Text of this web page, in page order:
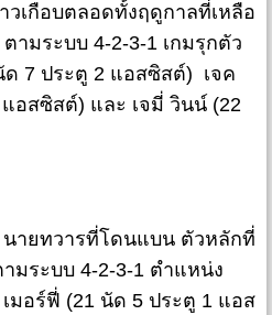
เกือบตลอดทั้งฤดูกาลที่เหลือ
ามระบบ 4-2-3-1 เกมรุกตัว
ด 7 ประตู 2 แอสซิสต์) เจค
อสซิสต์) และ เจมี่ วินน์ (22
ายทวารที่โดนแบน ตัวหลักที่
มระบบ 4-2-3-1 ตำแหน่ง
มอร์ฟี่ (21 นัด 5 ประตู 1 แอส